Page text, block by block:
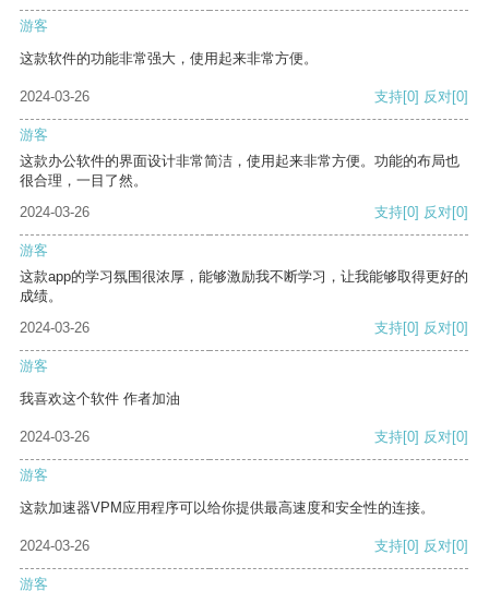
游客
这款软件的功能非常强大，使用起来非常方便。
2024-03-26 支持[0] 反对[0]
游客
这款办公软件的界面设计非常简洁，使用起来非常方便。功能的布局也
很合理，一目了然。
2024-03-26
支持[0] 反对[0]
游客
这款app的学习氛围很浓厚，能够激励我不断学习，让我能够取得更好的
成绩。
2024-03-26
支持[0] 反对[0]
游客
我喜欢这个软件 作者加油
2024-03-26 支持[0] 反对[0]
游客
这款加速器VPM应用程序可以给你提供最高速度和安全性的连接。
2024-03-26 支持[0] 反对[0]
游客